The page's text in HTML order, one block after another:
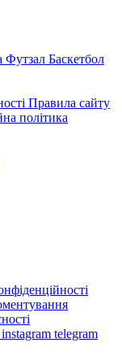
Футзал Баскетбол
Правила сайту
політика
instagram telegram